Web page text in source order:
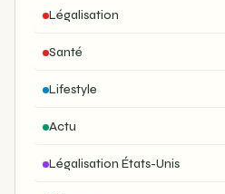
Légalisation
Santé
Lifestyle
Actu
Légalisation États-Unis